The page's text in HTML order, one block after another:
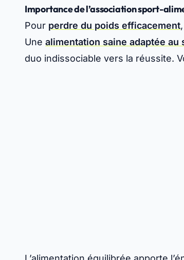
Importance de l’association sport-
Pour perdre du poids efficacement
Une alimentation saine adaptée au
duo indissociable vers la réussite.